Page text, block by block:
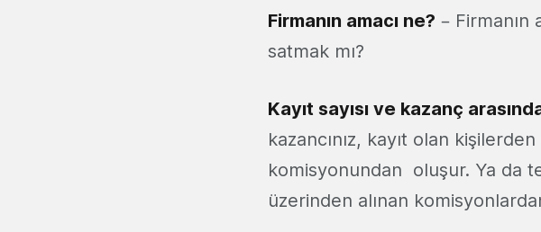
Firmanın amacı ne? – Firmanın
satmak mı?
Kayıt sayısı ve kazanç
kazancınız, kayıt olan
komisyonundan oluşur. Ya da
üzerinden alınan